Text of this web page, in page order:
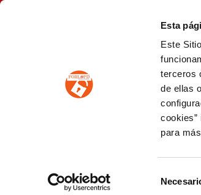
Esta
Este
terceros
de ellas
para
de
LEY DE